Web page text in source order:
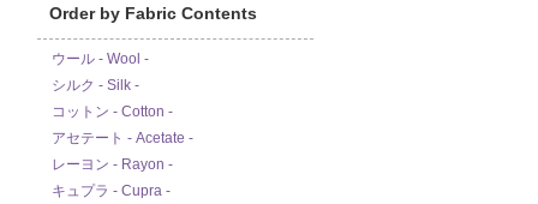
Order by Fabric Contents
ウール - Wool -
シルク - Silk -
コットン - Cotton -
アセテート - Acetate -
レーヨン - Rayon -
キュプラ - Cupra -